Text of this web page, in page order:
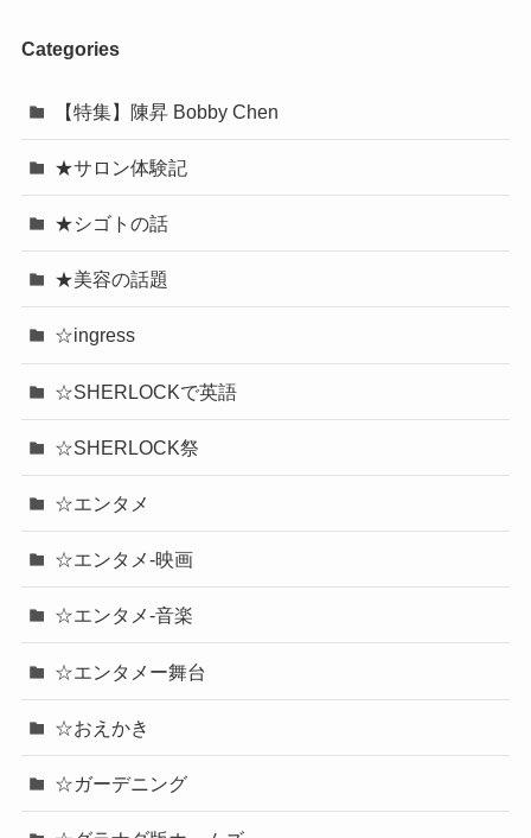
Categories
【特集】陳昇 Bobby Chen
★サロン体験記
★シゴトの話
★美容の話題
☆ingress
☆SHERLOCKで英語
☆SHERLOCK祭
☆エンタメ
☆エンタメ-映画
☆エンタメ-音楽
☆エンタメー舞台
☆おえかき
☆ガーデニング